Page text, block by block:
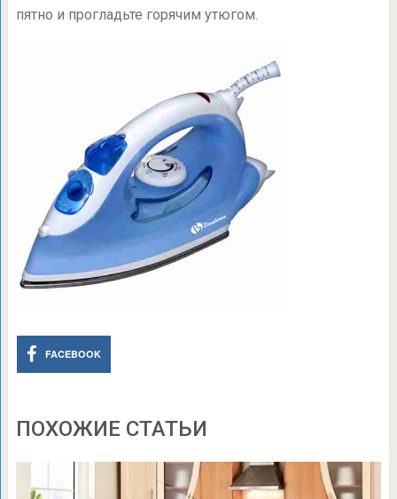
пятно и прогладьте горячим утюгом.
FACEBOOK
ПОХОЖИЕ СТАТЬИ